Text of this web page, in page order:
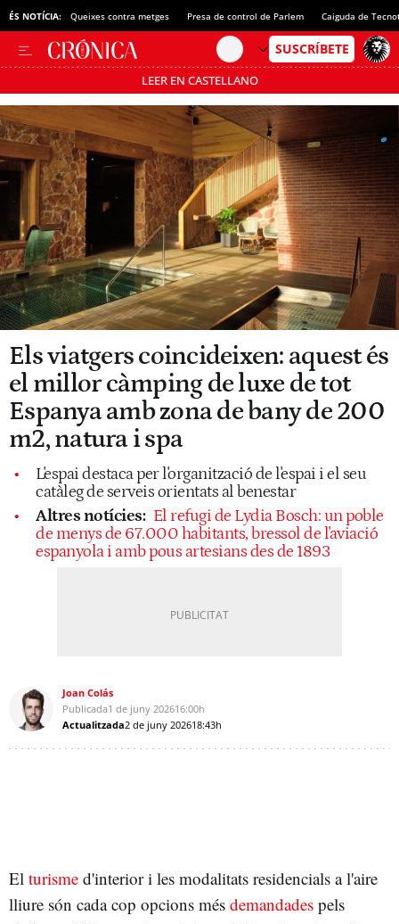
ÉS NOTÍCIA: Queixes contra metges Presa de control de Parlem Caiguda de
LEER EN CASTELLANO
Passa’t al mode estalvi
Els viatgers coincideixen: aquest és
el millor càmping de luxe de tot
Espanya amb zona de bany de 200
m2, natura i spa
L'espai destaca per l'organització de l'espai i el seu
catàleg de serveis orientats al benestar
Altres notícies: El refugi de Lydia Bosch: un poble
de menys de 67.000 habitants, bressol de l'aviació
espanyola i amb pous artesians des de 1893
Joan Colás
Publicada1 de juny 202616:00h
Actualitzada2 de juny 202618:43h
El turisme d'interior i les modalitats residencials a l'aire
lliure són cada cop opcions més demandades pels